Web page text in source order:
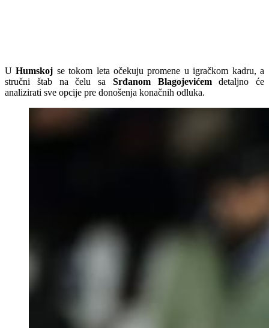
UHumskoj se tokom leta očekuju promene u igračkom kadru, a
stručni štab na čelu sa Srđanom Blagojevićemdetaljno će
analizirati sve opcije pre donošenja konačnih odluka.